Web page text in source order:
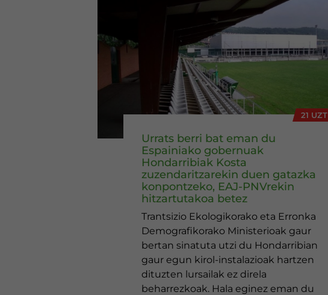
21 UZT
Urrats berri bat eman du
Espainiako gobernuak
Hondarribiak Kosta
zuzendaritzarekin duen gatazka
konpontzeko, EAJ-PNVrekin
hitzartutakoa betez
Trantsizio Ekologikorako eta Erronka
Demografikorako Ministerioak gaur
bertan sinatuta utzi du Hondarribian
gaur egun kirol-instalazioak hartzen
dituzten lursailak ez direla
beharrezkoak. Hala eginez eman du